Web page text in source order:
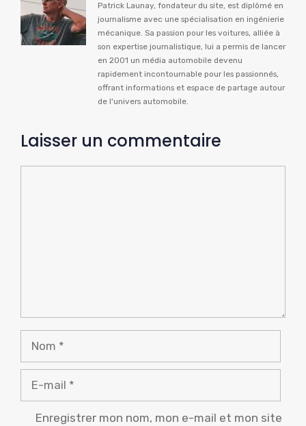
Patrick Launay, fondateur du site, est diplômé en
journalisme avec une spécialisation en ingénierie
mécanique. Sa passion pour les voitures, alliée à
son expertise journalistique, lui a permis de lancer
en 2001 un média automobile devenu
rapidement incontournable pour les passionnés,
offrant informations et espace de partage autour
de l'univers automobile.
Laisser un commentaire
Nom
mail
Enregistrer mon nom, mon e-mail et mon site